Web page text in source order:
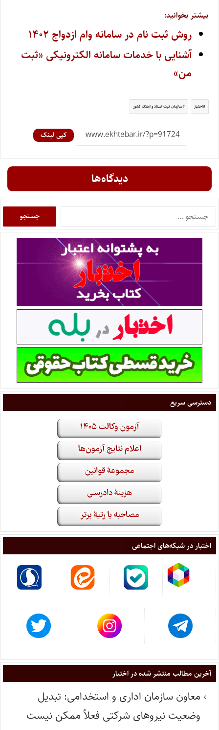
بیشتر بخوانید:
روش ثبت نام در سامانه وام ازدواج ۱۴۰۲
آشنایی با خدمات سامانه الکترونیکی «ثبت
من»
اختبار سازمان ثبت اسناد و املاک کشور
کپی لینک
دیدگاه‌ها
دسترسی سریع
اختبار در شبکه‌های اجتماعی
آخرین مطالب منتشر شده در اختبار
معاون سازمان اداری و استخدامی: تبدیل
وضعیت نیروهای شرکتی فعلاً ممکن نیست